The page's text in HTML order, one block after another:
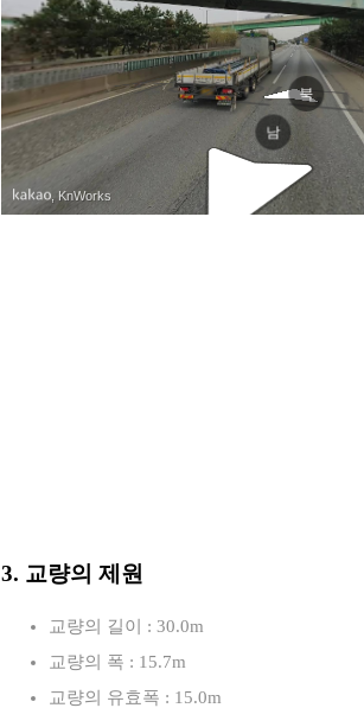
서해
북
남
, KnWorks
3. 교량의 제원
교량의 길이 : 30.0m
교량의 폭 : 15.7m
교량의 유효폭 : 15.0m